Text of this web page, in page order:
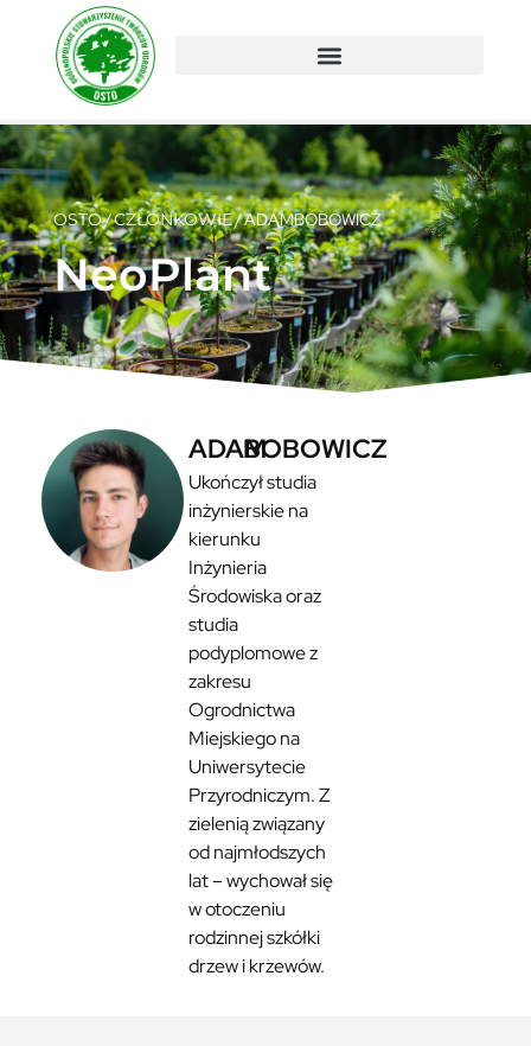
OSTO/CZŁONKOWIE/ADAMBOBOWICZ
NeoPlant
ADAMBOBOWICZ
Ukończył studia
inżynierskie na
kierunku
Inżynieria
Środowiska oraz
studia
podyplomowe z
zakresu
Ogrodnictwa
Miejskiego na
Uniwersytecie
Przyrodniczym. Z
zielenią związany
od najmłodszych
lat – wychował się
w otoczeniu
rodzinnej szkółki
drzew i krzewów.